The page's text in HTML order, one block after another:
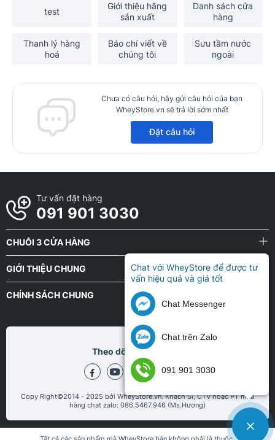
test
Giới thiệu hãng
sản xuất
Danh sách cửa
hàng
Thanh lý hàng
hoá
Báo chí viết về
chúng tôi
Sưu tầm nước
ngoài
Chưa có câu hỏi, hãy gửi câu hỏi của bạn
WheyStore.vn sẽ trả lời sớm nhất
Đặt câu hỏi
Tư vấn đặt hàng
091 901 3030
CHUỖI 3 CỬA HÀNG
GIỚI THIỆU CHUNG
CHÍNH SÁCH CHUNG
Theo dõi chũng tôi tại
Copy Right©2014 - 2025 bởi WheyStore.vn. Khách Sỉ, CTV hoặc PT mua
hàng chat zalo: 086.5467.946 (Ms.Hương)
Chat với WheyStore để được tư
vấn hiệu quả và giá tốt
Chat Messenger
Chat trên Zalo
091 901 3030